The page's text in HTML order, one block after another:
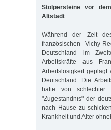
Stolpersteine vor
Altstadt
Während der Zeit
französischen Vichy-
Deutschland im
Arbeitskräfte aus
Arbeitslosigkeit
Deutschland. Die
hatte von schlechter
"Zugeständnis" der
nach Hause zu
Krankheit und Alter